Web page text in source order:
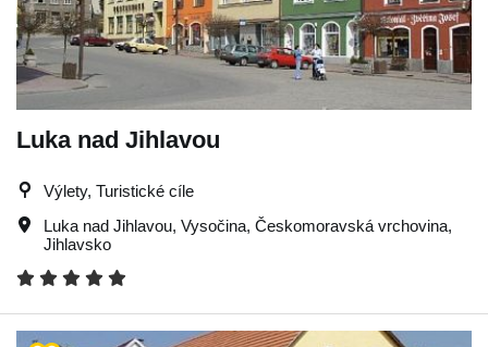
Luka nad Jihlavou
Výlety, Turistické cíle
Luka nad Jihlavou, Vysočina, Českomoravská vrchovina,
Jihlavsko